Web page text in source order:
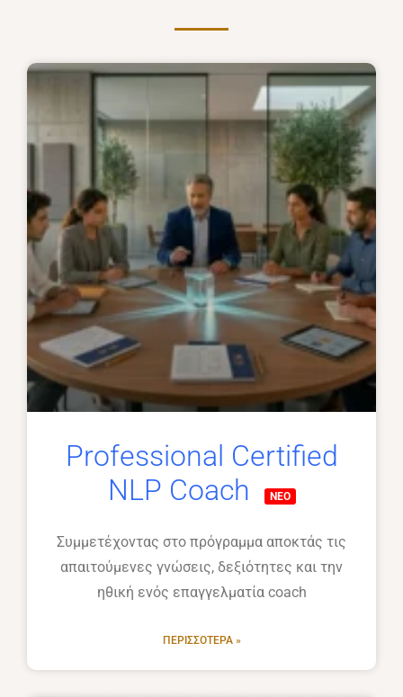
Professional Certified
NLP Coach
Συμμετέχοντας στο πρόγραμμα αποκτάς τις
απαιτούμενες γνώσεις, δεξιότητες και την
ηθική ενός επαγγελματία coach
ΠΕΡΙΣΣΌΤΕΡΑ »